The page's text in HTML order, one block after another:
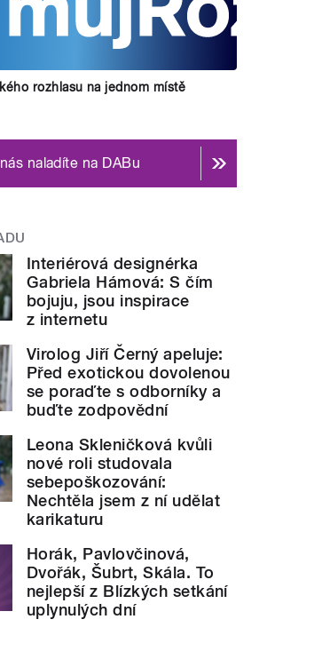
rozhlasu na jednom místě
naladíte na DABu
Interiérová designérka
Gabriela Hámová: S čím
bojuju, jsou inspirace
z internetu
Virolog Jiří Černý apeluje:
Před exotickou dovolenou
se poraďte s odborníky a
buďte zodpovědní
Leona Skleničková kvůli
nové roli studovala
sebepoškozování:
Nechtěla jsem z ní udělat
karikaturu
Horák, Pavlovčinová,
Dvořák, Šubrt, Skála. To
nejlepší z Blízkých setkání
uplynulých dní